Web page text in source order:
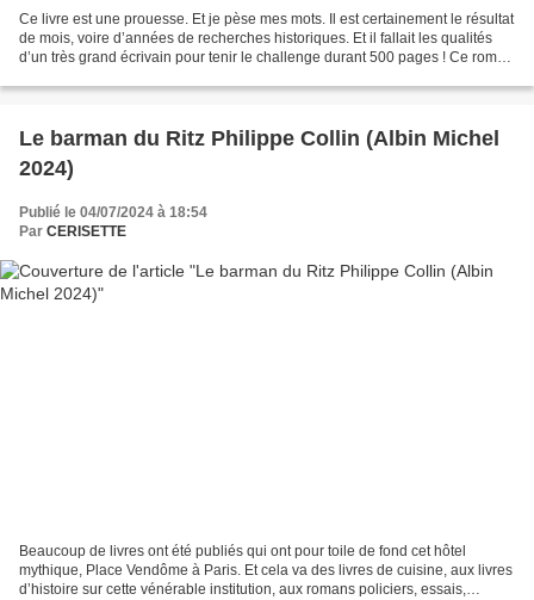
Ce livre est une prouesse. Et je pèse mes mots. Il est certainement le résultat
de mois, voire d’années de recherches historiques. Et il fallait les qualités
d’un très grand écrivain pour tenir le challenge durant 500 pages ! Ce roman
Le barman du Ritz Philippe Collin (Albin Michel
2024)
Publié le 04/07/2024 à 18:54
Par CERISETTE
Beaucoup de livres ont été publiés qui ont pour toile de fond cet hôtel
mythique, Place Vendôme à Paris. Et cela va des livres de cuisine, aux livres
d’histoire sur cette vénérable institution, aux romans policiers, essais,